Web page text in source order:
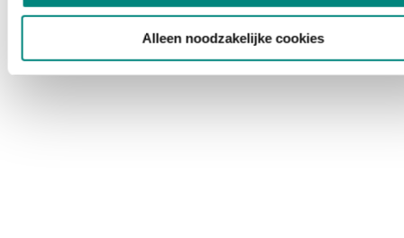
Alleen noodzakelijke cookies